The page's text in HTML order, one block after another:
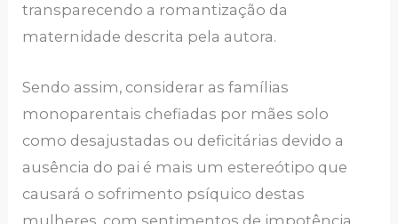
transparecendo a romantização da
maternidade descrita pela autora.
Sendo assim, considerar as famílias
monoparentais chefiadas por mães solo
como desajustadas ou deficitárias devido a
ausência do pai é mais um estereótipo que
causará o sofrimento psíquico destas
mulheres, com sentimentos de impotência